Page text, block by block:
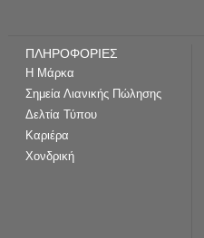
ΠΛΗΡΟΦΟΡΙΕΣ
Η Μάρκα
Σημεία Λιανικής Πώλησης
Δελτία Τύπου
Καριέρα
Χονδρική